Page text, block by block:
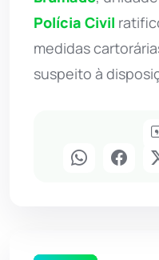
Polícia Civil
medidas
suspeito à